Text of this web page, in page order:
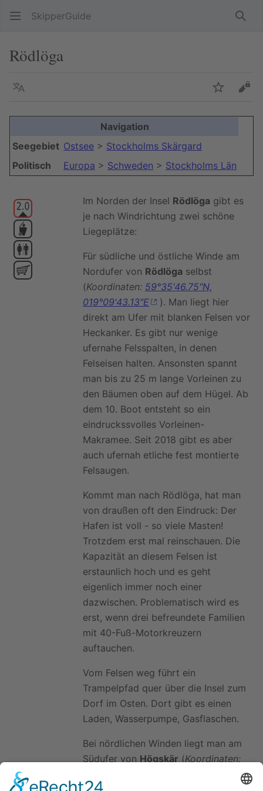
SkipperGuide
Rödlöga
Sprache
Navigation
Seegebiet Ostsee > Stockholms Skärgard
Politisch
Europa > Schweden > Stockholms Län
Im Norden der Insel Rödlöga gibt es
je nach Windrichtung zwei schöne
Liegeplätze:
Für südliche und östliche Winde am
Nordufer von Rödlöga selbst
(Koordinaten: 59°35'46.75"N,
019°09'43.13"E
). Man liegt hier
direkt am Ufer mit blanken Felsen vor
Heckanker. Es gibt nur wenige
ufernahe Felsspalten, in denen
Felseisen halten. Ansonsten spannt
man bis zu 25 m lange Vorleinen zu
den Bäumen oben auf dem Hügel. Ab
dem 10. Boot entsteht so ein
eindruckssvolles Vorleinen-
Makramee. Seit 2018 gibt es aber
auch ufernah etliche fest montierte
Felsaugen.
Kommt man nach Rödlöga, hat man
von draußen oft den Eindruck: Der
Hafen ist voll - so viele Masten!
Trotzdem erst mal reinschauen. Die
Kapazität an diesem Felsen ist
erstaunlich hoch und es geht
eigenlich immer noch einer
dazwischen. Problematisch wird es
erst, wenn drei befreundete Familien
mit 40-Fuß-Motorkreuzern
auftauchen.
Vom Felsen weg führt ein
Trampelpfad quer über die Insel zum
Dorf im Osten. Dort gibt es einen
Laden, Wasserpumpe, Gasflaschen.
Bei nördlichen Winden liegt man am
Südufer von Högskär (Koordinaten: